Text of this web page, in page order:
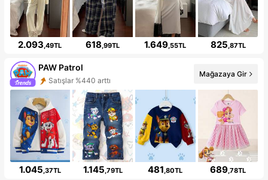
2.093,49TL 618,99TL 1.649,55TL 825,87TL
PAW Patrol
Satışlar %440 arttı
Mağazaya Gir
1.045,37TL 1.145,79TL 481,80TL 689,78TL